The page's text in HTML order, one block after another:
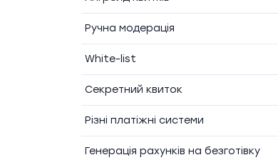
Ручна модерація
White-list
Секретний квиток
Різні платіжні системи
Генерація рахунків на безготівку